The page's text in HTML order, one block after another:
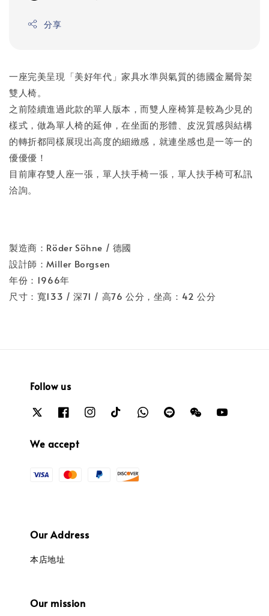
分享
一座完美呈現「美好年代」家具水準與氣質的德國金屬骨架
雙人椅。
之前陸續進過此款的單人版本，而雙人座椅算是較為少見的
樣式，做為單人椅的延伸，在坐面的形體、皮況質感與結構
的轉折都同樣展現出高度的細緻感，就連坐感也是一等一的
優優優！
目前庫存雙人座一張，單人扶手椅一張，單人扶手椅可私訊
洽詢。
製造商：Röder Söhne / 德國
設計師：Miller Borgsen
年份：1966年
尺寸：寬133 / 深71 / 高76 公分，坐高：42 公分
Follow us
We accept
Our Address
本店地址
Our mission